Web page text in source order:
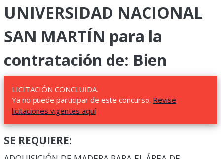
UNIVERSIDAD NACIONAL
SAN MARTÍN para la
contratación de: Bien
LICITACIÓN CONCLUIDA.
Ya no puede participar de este concurso. Revise
licitaciones vigentes aquí
SE REQUIERE: